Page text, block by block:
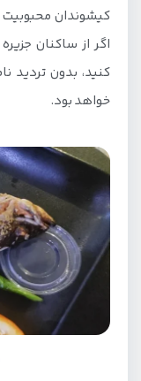
کیشوندان
اگر از ساکنان
کنید، بدون تردید
خواهد بود.